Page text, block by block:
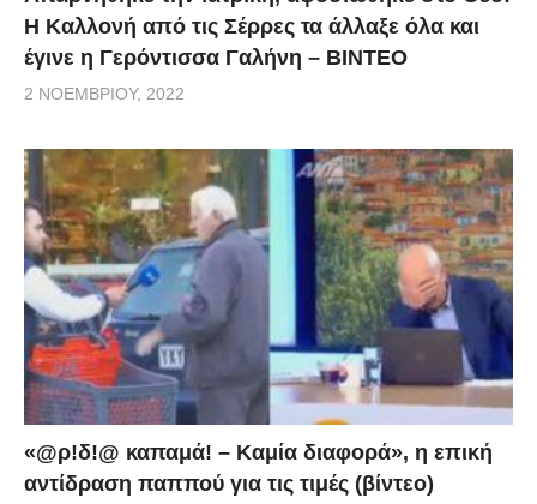
Η Καλλονή από τις Σέρρες τα άλλαξε όλα και
έγινε η Γερόντισσα Γαλήνη – ΒΙΝΤΕΟ
2 ΝΟΕΜΒΡΊΟΥ, 2022
«@ρ!δ!@ καπαμά! – Καμία διαφορά», η επική
αντίδραση παππού για τις τιμές (βίντεο)